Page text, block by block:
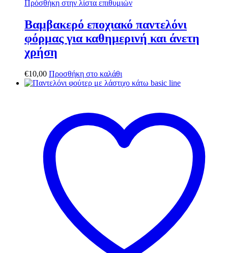
Πρόσθήκη στην λίστα επιθυμιών
Βαμβακερό εποχιακό παντελόνι
φόρμας για καθημερινή και άνετη
χρήση
€10,00 Προσθήκη στο καλάθι